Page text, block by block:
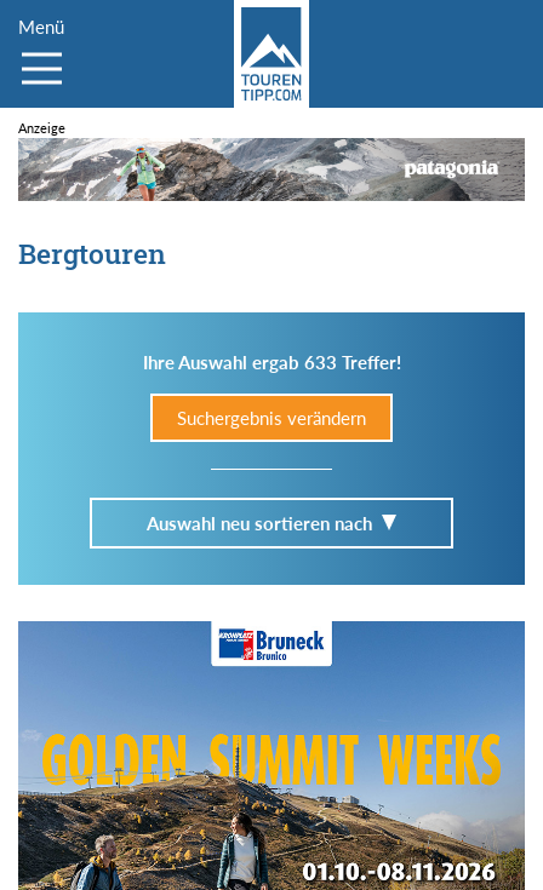
Menü
Bergtouren
Ihre Auswahl ergab 633 Treffer!
Suchergebnis verändern
Auswahl neu sortieren nach
Im Tourenarchiv suchen
Region: